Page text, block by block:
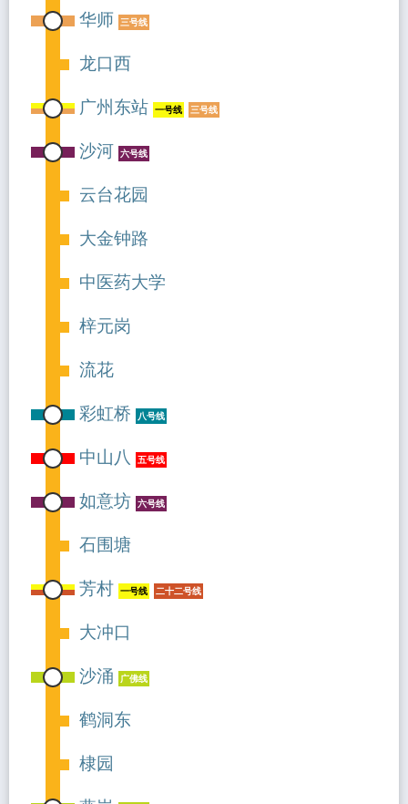
华师 三号线
龙口西
广州东站 一号线 三号线
沙河 六号线
云台花园
大金钟路
中医药大学
梓元岗
流花
彩虹桥
八号线
中山八 五号线
如意坊 六号线
石围塘
芳村 一号线 二十二号线
大冲口
沙涌
广佛线
鹤洞东
棣园